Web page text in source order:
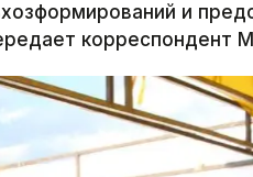
и
корреспондент